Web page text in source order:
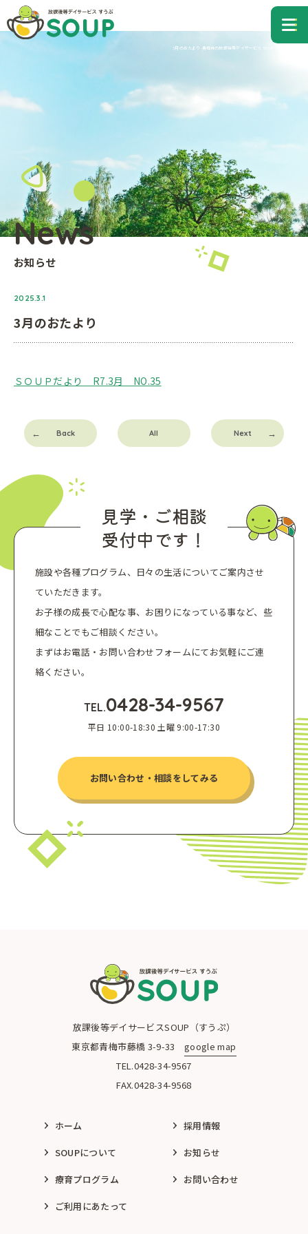
3月のおたより-青梅市の放課後等デイサービス SOUP（すうぷ）
News
お知らせ
2025.3.1
3月のおたより
ＳＯＵＰだより R7.3月 NO.35
Back All Next
見学・ご相談
受付中です！
施設や各種プログラム、日々の生活についてご案内させ
ていただきます。
お子様の成長で心配な事、お困りになっている事など、些
細なことでもご相談ください。
まずはお電話・お問い合わせフォームにてお気軽にご連
絡ください。
TEL.0428-34-9567
平日 10:00-18:30 土曜 9:00-17:30
お問い合わせ・相談をしてみる
放課後等デイサービスSOUP（すうぷ）
東京都青梅市藤橋 3-9-33google map
TEL.0428-34-9567
FAX.0428-34-9568
ホーム
SOUPについて
療育プログラム
ご利用にあたって
採用情報
お知らせ
お問い合わせ